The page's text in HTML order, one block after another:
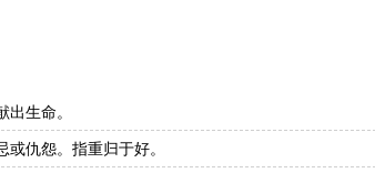
生命。
仇怨。指重归于好。